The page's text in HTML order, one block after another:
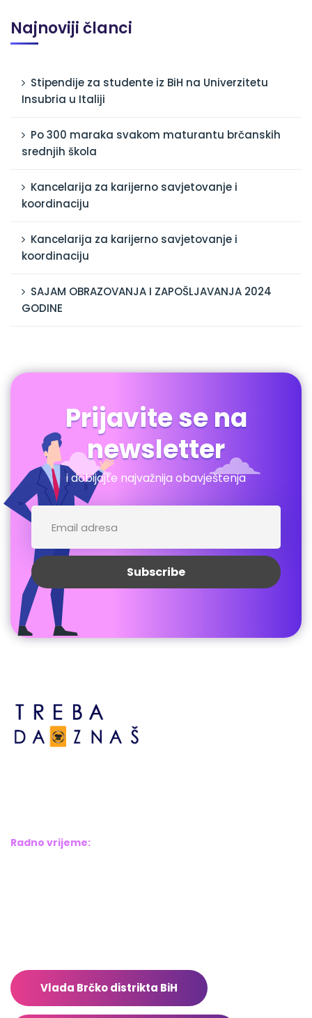
Najnoviji članci
Stipendije za studente iz BiH na Univerzitetu
Insubria u Italiji
Po 300 maraka svakom maturantu brčanskih
srednjih škola
Kancelarija za karijerno savjetovanje i
koordinaciju
Kancelarija za karijerno savjetovanje i
koordinaciju
SAJAM OBRAZOVANJA I ZAPOŠLJAVANJA 2024
GODINE
Prijavite se na
newsletter
i dobijajte najvažnija obavještenja
Radno vrijeme:
Vlada Brčko distrikta BiH